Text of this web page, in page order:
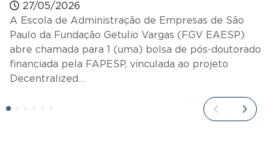
27/05/2026
A Escola de Administração de Empresas de São
Paulo da Fundação Getulio Vargas (FGV EAESP)
abre chamada para 1 (uma) bolsa de pós-doutorado
financiada pela FAPESP, vinculada ao projeto
Decentralized…